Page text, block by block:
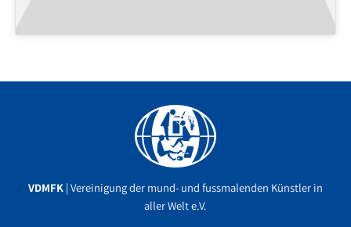
VDMFK | Vereinigung der mund- und fussmalenden Künstler in
aller Welt e.V.
Facebook
YouTube
Instagram